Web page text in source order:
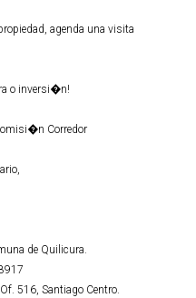
agenda una visita
o inversi�n!
Corredor
de Quilicura.
516, Santiago Centro.